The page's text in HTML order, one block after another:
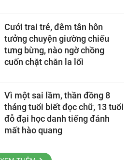
Cưới trai trẻ, đêm tân hôn
tưởng chuyện giường chiếu
tưng bừng, nào ngờ chồng
cuốn chặt chăn la lối
Vì một sai lầm, thần đồng 8
tháng tuổi biết đọc chữ, 13 tuổi
đỗ đại học danh tiếng đánh
mất hào quang